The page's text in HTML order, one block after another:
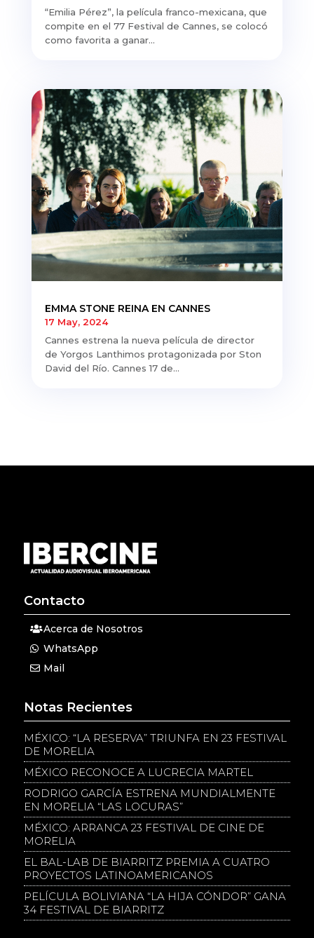
“Emilia Pérez”, la película franco-mexicana, que
compite en el 77 Festival de Cannes, se colocó
como favorita a ganar...
EMMA STONE REINA EN CANNES
17 May, 2024
Cannes estrena la nueva película de director
de Yorgos Lanthimos protagonizada por Ston
David del Río. Cannes 17 de...
Contacto
Acerca de Nosotros
WhatsApp
Mail
Notas Recientes
MÉXICO: “LA RESERVA” TRIUNFA EN 23 FESTIVAL
DE MORELIA
MÉXICO RECONOCE A LUCRECIA MARTEL
RODRIGO GARCÍA ESTRENA MUNDIALMENTE
EN MORELIA “LAS LOCURAS”
MÉXICO: ARRANCA 23 FESTIVAL DE CINE DE
MORELIA
EL BAL-LAB DE BIARRITZ PREMIA A CUATRO
PROYECTOS LATINOAMERICANOS
PELÍCULA BOLIVIANA “LA HIJA CÓNDOR” GANA
34 FESTIVAL DE BIARRITZ